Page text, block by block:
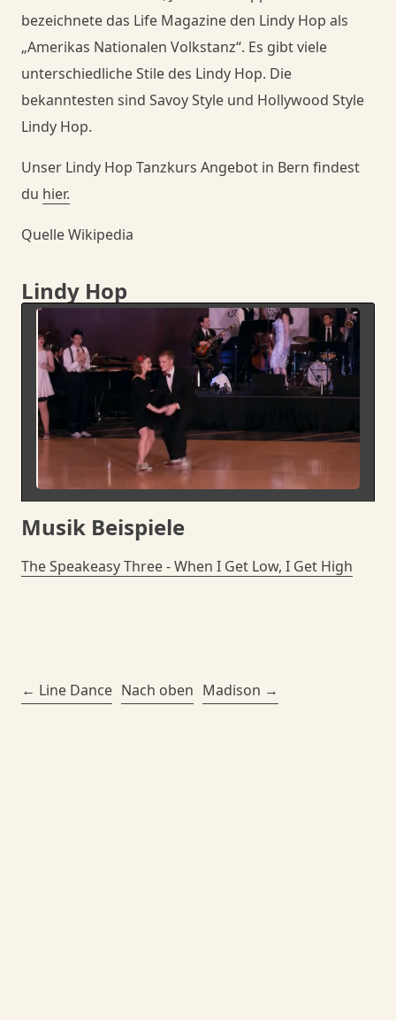
bezeichnete das Life Magazine den Lindy Hop als
„Amerikas Nationalen Volkstanz“. Es gibt viele
unterschiedliche Stile des Lindy Hop. Die
bekanntesten sind Savoy Style und Hollywood Style
Lindy Hop.
Unser Lindy Hop Tanzkurs Angebot in Bern findest
du hier.
Quelle Wikipedia
Lindy Hop
Bitte klicken, um das Video zu laden. Ihre IP-
Adresse wird an YouTube übermittelt.
Musik Beispiele
The Speakeasy Three - When I Get Low, I Get High
Line Dance Nach oben Madison